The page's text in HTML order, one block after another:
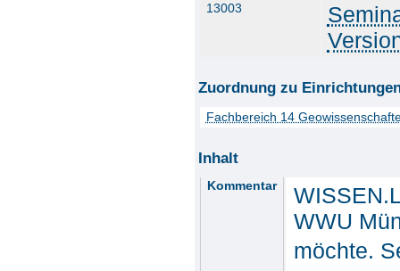
13003
Zuordnung zu
Fachbereich 14
Inhalt
Kommentar
WWU
möchte.